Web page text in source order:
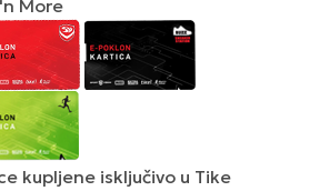
More
kupljene isključivo u Tike